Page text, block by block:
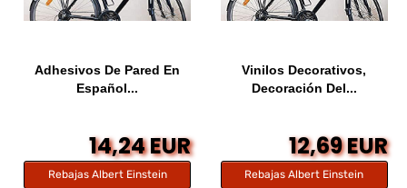
Adhesivos De Pared En
Español...
14,24 EUR
Rebajas Albert Einstein
Vinilos Decorativos,
Decoración Del...
12,69 EUR
Rebajas Albert Einstein